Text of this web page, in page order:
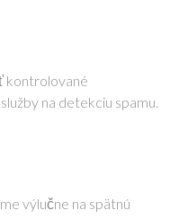
kontrolované
na detekciu spamu.
výlučne na spätnú